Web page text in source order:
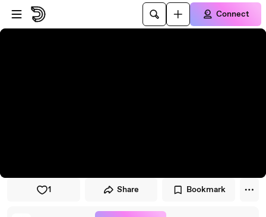
Skip to player
Skip to main content
Connect
1 Share Bookmark